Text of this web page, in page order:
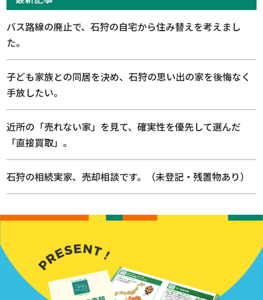
バス路線の廃止で、石狩の自宅から住み替えを考えまし
た。
子ども家族との同居を決め、石狩の思い出の家を後悔なく
手放したい。
近所の「売れない家」を見て、確実性を優先して選んだ
「直接買取」。
石狩の相続実家、売却相談です。（未登記・残置物あり）